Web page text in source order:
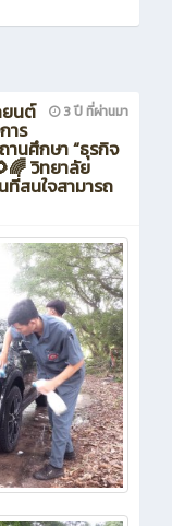
3 ปี ที่ผ่านมา
นต์
าร
านศึกษา “ธุรกิจ
วิทยาลัย
สนใจสามารถ